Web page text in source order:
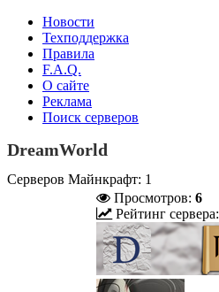
Новости
Техподдержка
Правила
F.A.Q.
О сайте
Реклама
Поиск серверов
DreamWorld
Серверов Майнкрафт: 1
Просмотров: 6
Рейтинг сервера: